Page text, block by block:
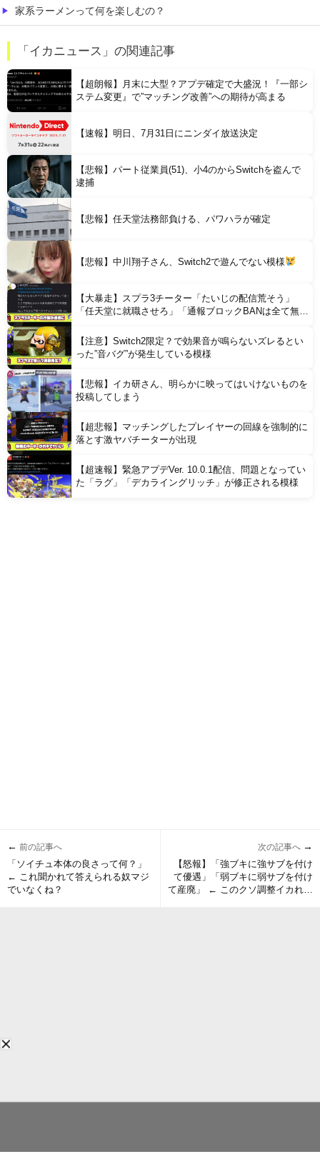
家系ラーメンって何を楽しむの？
【AI】 AI使い自然界にないウイルスを作製 米スタンフォード大学が成果発表
Powered by livedoor 相互RSS
「イカニュース」の関連記事
【超朗報】月末に大型？アプデ確定で大盛況！『一部シ
ステム変更』で”マッチング改善”への期待が高まる
【速報】明日、7月31日にニンダイ放送決定
【悲報】パート従業員(51)、小4のからSwitchを盗んで
逮捕
【悲報】任天堂法務部負ける、パワハラが確定
【悲報】中川翔子さん、Switch2で遊んでない模様
【大暴走】スプラ3チーター「たいじの配信荒そう」
「任天堂に就職させろ」「通報ブロックBANは全て無意
【注意】Switch2限定？で効果音が鳴らないズレるとい
った”音バグ”が発生している模様
【悲報】イカ研さん、明らかに映ってはいけないものを
投稿してしまう
【超悲報】マッチングしたプレイヤーの回線を強制的に
落とす激ヤバチーターが出現
【超速報】緊急アプデVer. 10.0.1配信、問題となってい
た「ラグ」「デカライングリッチ」が修正される模様
← 前の記事へ
「ソイチュ本体の良さって何？」
← これ聞かれて答えられる奴マジ
でいなくね？
次の記事へ →
【怒報】「強ブキに強サブを付け
て優遇」「弱ブキに弱サブを付け
て産廃」 ← このクソ調整イカれて